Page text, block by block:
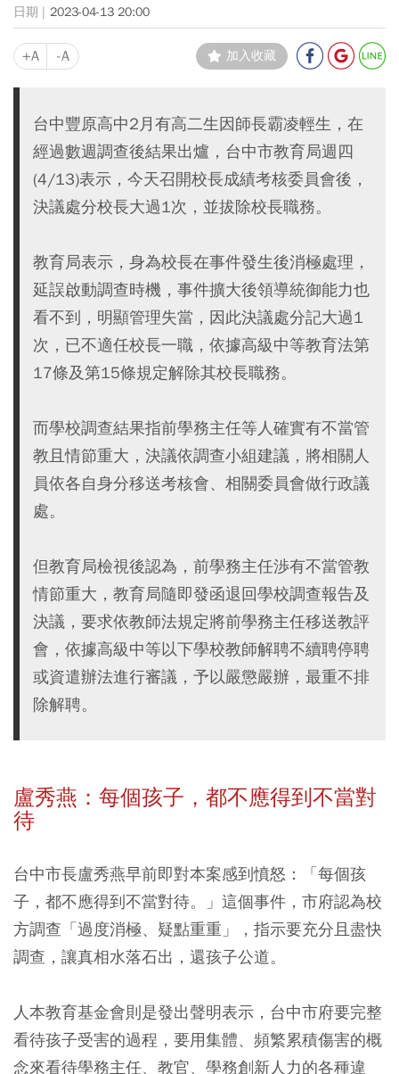
2023-04-13 20:00
+A -A 加入收藏
台中豐原高中2月有高二生因師長霸凌輕生，在
經過數週調查後結果出爐，台中市教育局週四
(4/13)表示，今天召開校長成績考核委員會後，
決議處分校長大過1次，並拔除校長職務。
教育局表示，身為校長在事件發生後消極處理，
延誤啟動調查時機，事件擴大後領導統御能力也
看不到，明顯管理失當，因此決議處分記大過1
次，已不適任校長一職，依據高級中等教育法第
17條及第15條規定解除其校長職務。
而學校調查結果指前學務主任等人確實有不當管
教且情節重大，決議依調查小組建議，將相關人
員依各自身分移送考核會、相關委員會做行政議
處。
但教育局檢視後認為，前學務主任渉有不當管教
情節重大，教育局隨即發函退回學校調查報告及
決議，要求依教師法規定將前學務主任移送教評
會，依據高級中等以下學校教師解聘不續聘停聘
或資遣辦法進行審議，予以嚴懲嚴辦，最重不排
除解聘。
盧秀燕：每個孩子，都不應得到不當對
待
台中市長盧秀燕早前即對本案感到憤怒：「每個孩
子，都不應得到不當對待。」這個事件，市府認為校
方調查「過度消極、疑點重重」，指示要充分且盡快
調查，讓真相水落石出，還孩子公道。
人本教育基金會則是發出聲明表示，台中市府要完整
看待孩子受害的過程，要用集體、頻繁累積傷害的概
念來看待學務主任、教官、學務創新人力的各種違